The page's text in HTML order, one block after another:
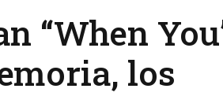
“When
los